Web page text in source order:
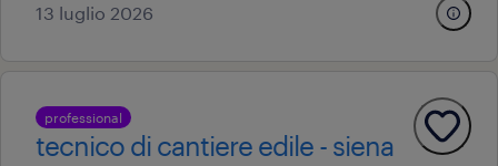
13 luglio 2026
professional
tecnico di cantiere edile - siena